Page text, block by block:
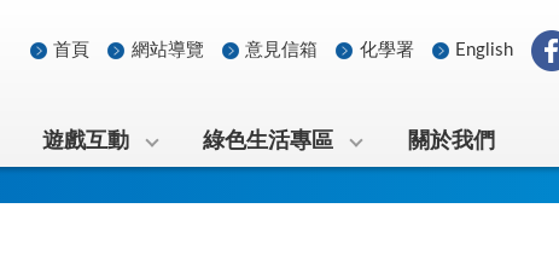
首頁 網站導覽 意見信箱 化學署 English
遊戲互動 綠色生活專區 關於我們